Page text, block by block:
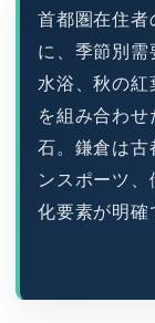
首都圏在住者
に、季節別需
水浴、秋の紅
を組み合わ
石。鎌倉は古
ンスポーツ、
化要素が明確